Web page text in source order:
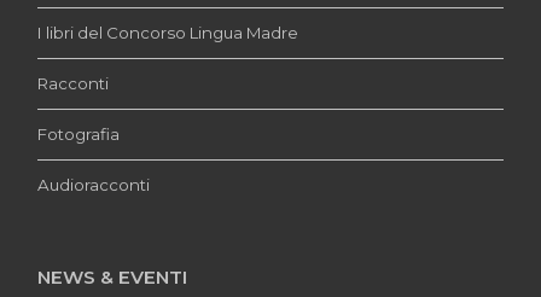
I libri del Concorso Lingua Madre
Racconti
Fotografia
Audioracconti
NEWS & EVENTI